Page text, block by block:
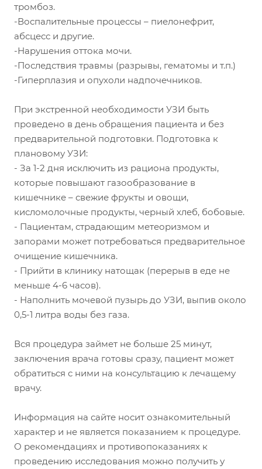
тромбоз.
-Воспалительные процессы – пиелонефрит,
абсцесс и другие.
-Нарушения оттока мочи.
-Последствия травмы (разрывы, гематомы и т.п.)
-Гиперплазия и опухоли надпочечников.
При экстренной необходимости УЗИ быть
проведено в день обращения пациента и без
предварительной подготовки. Подготовка к
плановому УЗИ:
- За 1-2 дня исключить из рациона продукты,
которые повышают газообразование в
кишечнике – свежие фрукты и овощи,
кисломолочные продукты, черный хлеб, бобовые.
- Пациентам, страдающим метеоризмом и
запорами может потребоваться предварительное
очищение кишечника.
- Прийти в клинику натощак (перерыв в еде не
меньше 4-6 часов).
- Наполнить мочевой пузырь до УЗИ, выпив около
0,5-1 литра воды без газа.
Вся процедура займет не больше 25 минут,
заключения врача готовы сразу, пациент может
обратиться с ними на консультацию к лечащему
врачу.
Информация на сайте носит ознакомительный
характер и не является показанием к процедуре.
О рекомендациях и противопоказаниях к
проведению исследования можно получить у